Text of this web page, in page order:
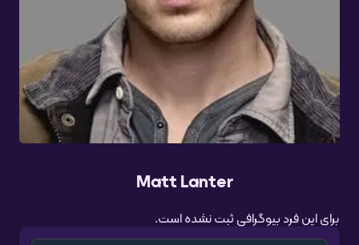
Matt Lanter
برای این فرد بیوگرافی ثبت نشده است.